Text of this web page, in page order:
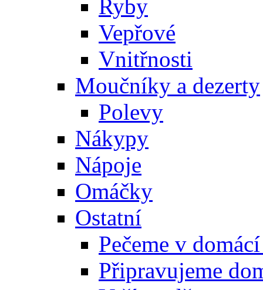
Ryby
Vepřové
Vnitřnosti
Moučníky a dezerty
Polevy
Nákypy
Nápoje
Omáčky
Ostatní
Pečeme v
Připravujeme